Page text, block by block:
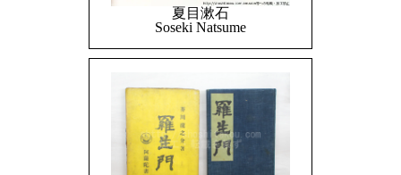
夏目漱石
Soseki Natsume